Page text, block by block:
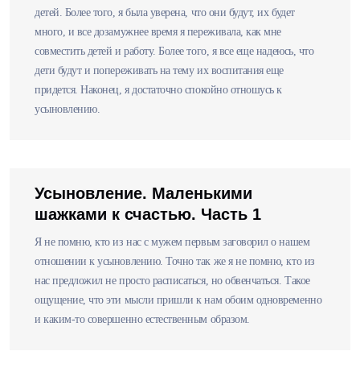
детей. Более того, я была уверена, что они будут, их будет
много, и все дозамужнее время я переживала, как мне
совместить детей и работу. Более того, я все еще надеюсь, что
дети будут и попереживать на тему их воспитания еще
придется. Наконец, я достаточно спокойно отношусь к
усыновлению.
Усыновление. Маленькими
шажками к счастью. Часть 1
Я не помню, кто из нас с мужем первым заговорил о нашем
отношении к усыновлению. Точно так же я не помню, кто из
нас предложил не просто расписаться, но обвенчаться. Такое
ощущение, что эти мысли пришли к нам обоим одновременно
и каким-то совершенно естественным образом.